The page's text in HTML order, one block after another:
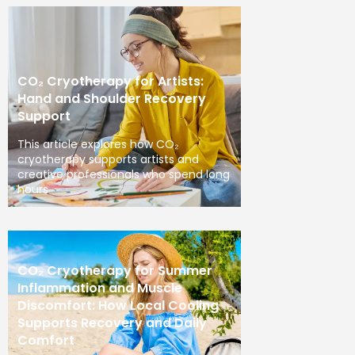
CO₂ Cryotherapy for Artists:
Hand and Shoulder Recovery
Support
This article explores how CO₂
cryotherapy supports artists and
creative professionals who spend long
hours
CO₂ Cryotherapy for Summer
Inflammation and Muscle
Discomfort: How Local Cooling
Supports Recovery and Daily
Comfort